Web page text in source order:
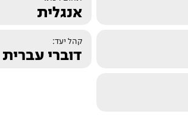
אנגלית
קהל יעד:
דוברי עברית